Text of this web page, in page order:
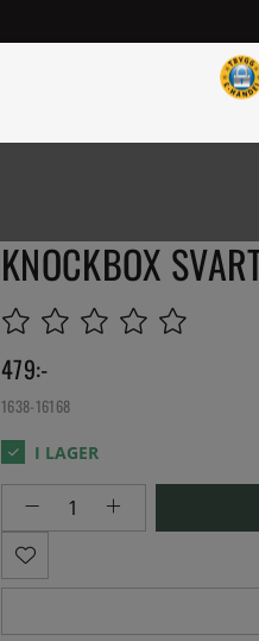
KNOCKBOX
479:-
1638-16168